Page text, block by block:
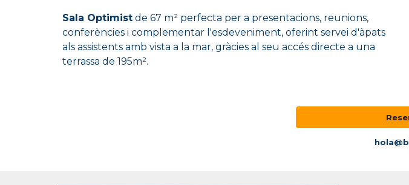
Sala Optimist de 67 m² perfecta per a presentacions, reunions,
conferències i complementar l'esdeveniment, oferint servei d'àpats
als assistents amb vista a la mar, gràcies al seu accés directe a una
terrassa de 195m².